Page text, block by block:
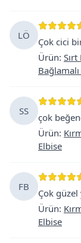
LÖ
Çok cici
Ürün:
SS
çok
Ürün:
Elbise
FB
Çok
Ürün:
Elbise